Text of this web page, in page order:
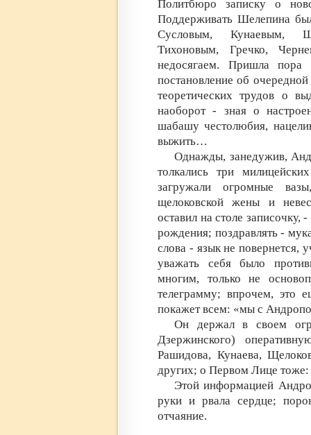
Политбюро записку о
Поддерживать Шелепина
Сусловым, Кунаевым,
Тихоновым, Гречко,
недосягаем. Пришла пора
постановление об
теоретических трудов о
наоборот - зная о
шабашу честолюбия,
выжить…
Однажды, занедужив,
толкались три
загружали огромные
щелоковской жены и
оставил на столе записочку,
рождения; поздравлять -
слова - язык не повернется,
уважать себя было
многим, только не
телеграмму; впрочем, это
покажет всем: «мы с
Он держал в своем
Дзержинского)
Рашидова, Кунаева,
других; о Первом Лице тоже:
Этой информацией
руки и рвала сердце;
отчаяние.